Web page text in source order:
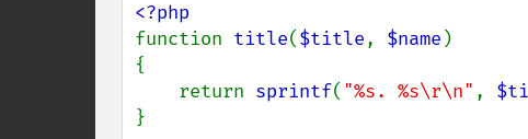
function title($title, $name )
{
    return
sprintf( "%s. %s\r\n" ,
}